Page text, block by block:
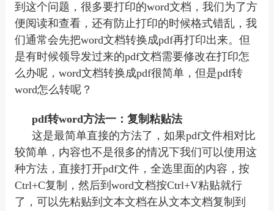
到这个问题，很多要打印的word文档，我们为了方
便阅读和查看，还有防止打印的时候格式错乱，我
们通常会先把word文档转换成pdf再打印出来。但
是有时候领导发过来的pdf文档需要修改在打印怎
么办呢， word文档转换成pdf很简单，但是pdf转
word怎么转呢？
pdf转word方法一：复制粘贴法
这是最简单直接的方法了，如果pdf文件相对比
较简单，内容也不是很多的情况下我们可以使用这
种方法，直接打开pdf文件，全选里面的内容，按
Ctrl+C复制，然后到 word文档按Ctrl+V粘贴就行
了，可以先粘贴到文本文档在从文本文档复制到